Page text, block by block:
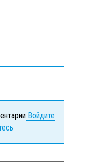
Войдите